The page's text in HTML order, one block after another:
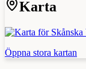
Karta
Öppna stora kartan